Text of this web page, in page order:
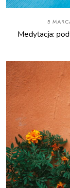
5
Medytacja: